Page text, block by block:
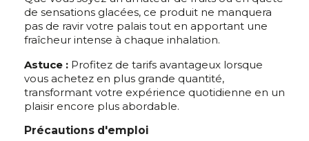
de sensations glacées, ce produit ne manquera
pas de ravir votre palais tout en apportant une
fraîcheur intense à chaque inhalation.
Astuce : Profitez de tarifs avantageux lorsque
vous achetez en plus grande quantité,
transformant votre expérience quotidienne en un
plaisir encore plus abordable.
Précautions d'emploi